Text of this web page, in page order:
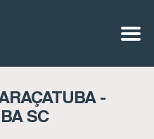
-
SC